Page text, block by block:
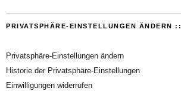
PRIVATSPHÄRE-EINSTELLUNGEN ÄNDERN ::
Privatsphäre-Einstellungen ändern
Historie der Privatsphäre-Einstellungen
Einwilligungen widerrufen